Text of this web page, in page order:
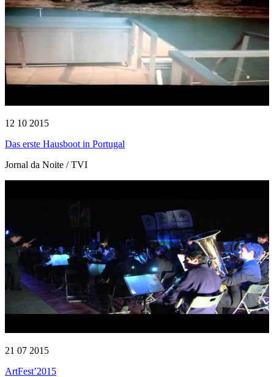
12 10 2015
Das erste Hausboot in Portugal
Jornal da Noite / TVI
21 07 2015
ArtFest’2015